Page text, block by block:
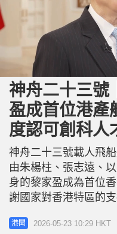
n
m
u
t
e
o
a
d
e
:
5
4
6
6
神舟二十三號
盈成首位港產
度認可創科人
神舟二十三號載人飛
由朱楊柱、張志遠、
身的黎家盈成為首位
謝國家對香港特區的
士通過嚴格選拔和訓
家航天事業貢獻香港
港聞 2026-05-23 10:29 HKT